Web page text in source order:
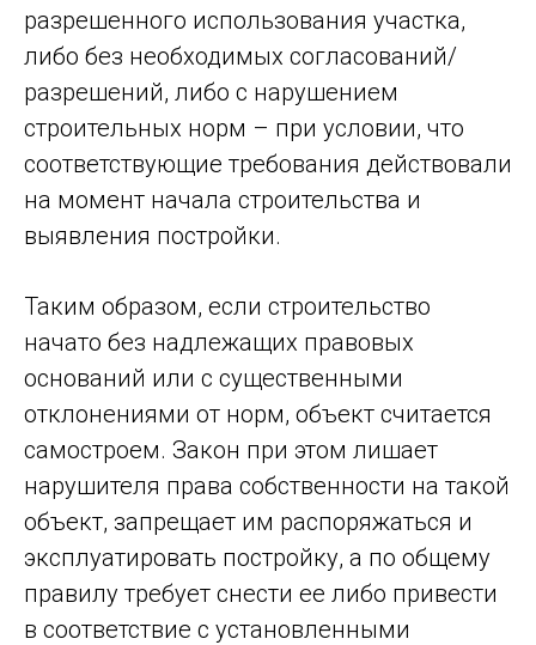
разрешенного использования участка,
либо без необходимых согласований/
разрешений, либо с нарушением
строительных норм – при условии, что
соответствующие требования действовали
на момент начала строительства и
выявления постройки.
Таким образом, если строительство
начато без надлежащих правовых
оснований или с существенными
отклонениями от норм, объект считается
самостроем. Закон при этом лишает
нарушителя права собственности на такой
объект, запрещает им распоряжаться и
эксплуатировать постройку, а по общему
правилу требует снести ее либо привести
в соответствие с установленными